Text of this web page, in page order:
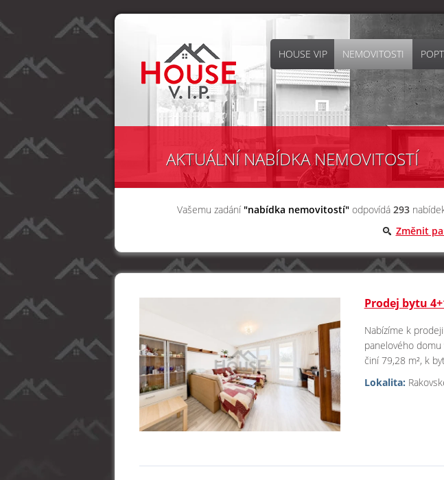
HOUSE VIP NEMOVITOSTI
AKTUÁLNÍ NABÍDKA NEMOVITOSTÍ
Vašemu zadání "nabídka nemovitostí" odpovídá 293
Změnit
Prodej bytu
Nabízíme k
panelového domu
činí 79,28 m², k
Lokalita: